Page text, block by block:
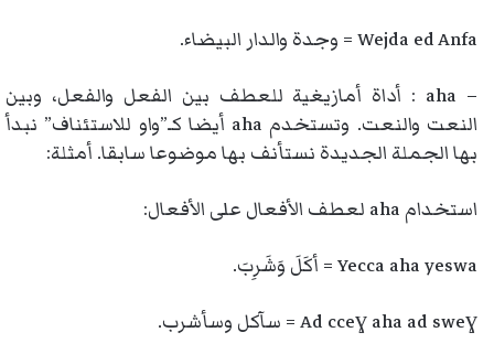
Wejda ed Anfa = وجدة والدار البيضاء.
– aha : أداة أمازيغية للعطف بين الفعل والفعل، وبين
النعت والنعت. وتستخدم aha أيضا كـ”واو للاستئناف” نبدأ
بها الجملة الجديدة نستأنف بها موضوعا سابقا. أمثلة:
استخدام aha لعطف الأفعال على الأفعال:
Yecca aha yeswa = أكَلَ وَشَرِبَ.
Ad cceɣ aha ad sweɣ = سآكل وسأشرب.